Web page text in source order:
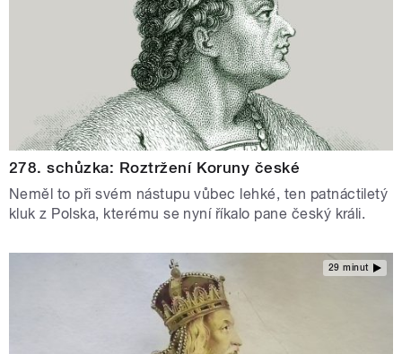
278. schůzka: Roztržení Koruny české
Neměl to při svém nástupu vůbec lehké, ten patnáctiletý
kluk z Polska, kterému se nyní říkalo pane český králi.
29 minut